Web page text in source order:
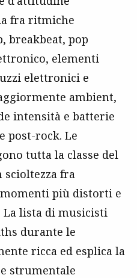
fra ritmiche
breakbeat, pop
elementi
elettronici e
ambient,
intensità e batterie
post-rock. Le
tutta la classe del
scioltezza fra
più distorti e
lista di musicisti
durante le
ricca ed esplica la
strumentale